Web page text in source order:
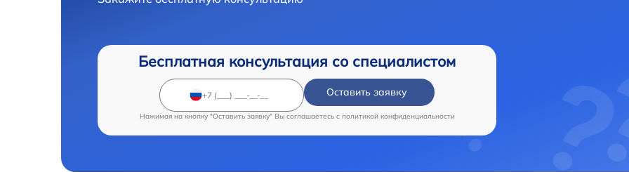
Бесплатная консультация со специалистом
Оставить заявку
Нажимая на кнопку "Оставить заявку" Вы соглашаетесь c политикой конфиденциальности